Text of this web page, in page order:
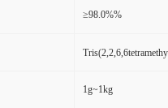
≥98.0%%
1g~1kg